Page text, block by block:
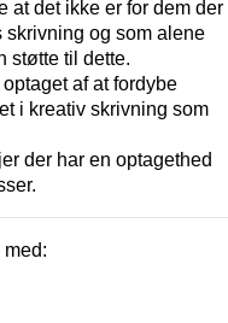
at det ikke er for dem der
skrivning og som alene
støtte til dette.
af at fordybe
i kreativ skrivning som
der har en optagethed